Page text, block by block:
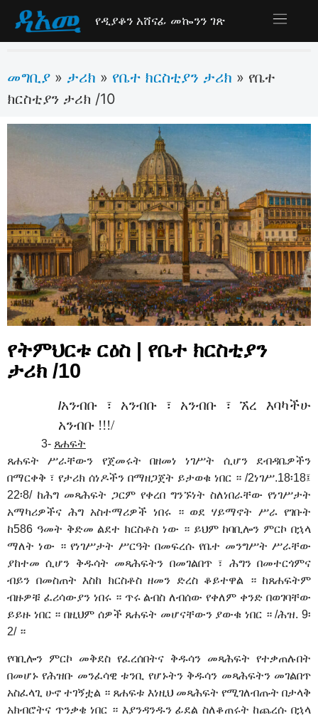
የዲያቆን አሸናፊ መኰንን ገጽ
መግቢያ » ታሪክ » የቤተ ክርስቲያን ታሪክ » የቤተ
ክርስቲያን ታሪክ /10
የትምህርቱ ርዕስ | የቤተ ክርስቲያን
ታሪክ /10
/አንብቡ ፣ አንብቡ ፣ አንብቡ ፣ ኧረ እባካችሁ
አንብቡ !!!/
3- ጸሐፍት
ጸሐፍት ሥራቸውን የጀመሩት በዘመነ ነገሥት ሲሆን ደብዳቤዎችን
በማርቀቅ ፣ የታሪክ ሰነዶችን በማዘጋጀት ይታወቁ ነበር ። /2ነገሥ.18፡18፤
22፡8/ ከሕግ መጻሕፍት ጋርም የቀረበ ግንኙነት ስለነበራቸው የነገሥታት
አማካሪዎችና ሕግ አስተማሪዎች ነበሩ ። ወደ ሃይማኖት ሥራ የገቡት
ከ586 ዓመት ቅድመ ልደተ ክርስቶስ ነው ። ይህም ከባቢሎን ምርኮ በኋላ
ማለት ነው ። የነገሥታት ሥርዓት በመፍረሱ የቤተ መንግሥት ሥራቸው
ያከተመ ሲሆን ቅዱሳት መጻሕፍትን በመገልበጥ ፣ ሕግን በመተርጎምና
ብይን በመስጠት እስከ ክርስቶስ ዘመን ድረስ ቆይተዋል ። ከጸሐፍትም
ብዙዎቹ ፈሪሳውያን ነበሩ ። ጥሩ ልብስ ለብሰው የቀለም ቀንድ በወገባቸው
ይይዙ ነበር ። በዚህም ሰዎች ጸሐፍት መሆናቸውን ያውቁ ነበር ። /ሕዝ. 9፡
2/ ።
የባቢሎን ምርኮ መቅደስ የፈረሰበትና ቅዱሳን መጻሕፍት የተቃጠሉበት
በመሆኑ የሕዝቡ መንፈሳዊ ቱንቢ የሆኑትን ቅዱሳን መጻሕፍትን መገልበጥ
አስፈላጊ ሁኖ ተገኝቷል ። ጸሐፍቱ እነዚህ መጻሕፍት የሚገለብጡት በታላቅ
አክብሮትና ጥንቃቄ ነበር ። እያንዳንዱን ፊደል ስለቆጠሩት ከጨረሱ በኋላ